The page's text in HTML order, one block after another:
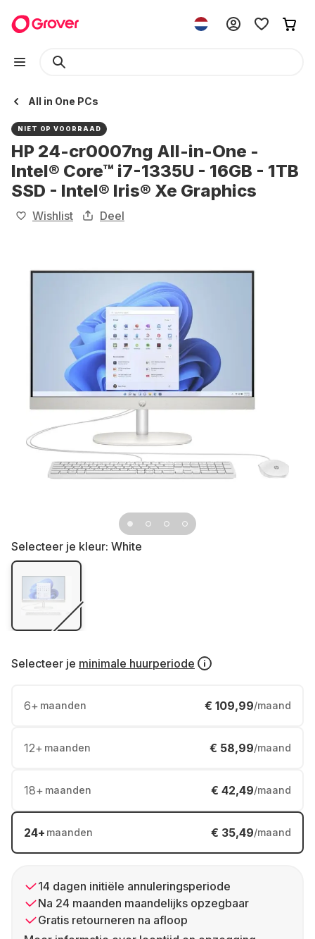
All in One PCs
NIET OP VOORRAAD
HP 24-cr0007ng All-in-One -
Intel® Core™ i7-1335U - 16GB - 1TB
SSD - Intel® Iris® Xe Graphics
Wishlist Deel
Selecteer je kleur: White
Selecteer je minimale huurperiode
6+ maanden € 109,99/maand
12+ maanden € 58,99/maand
18+ maanden € 42,49/maand
24+ maanden € 35,49/maand
14 dagen initiële annuleringsperiode
Na 24 maanden maandelijks opzegbaar
Gratis retourneren na afloop